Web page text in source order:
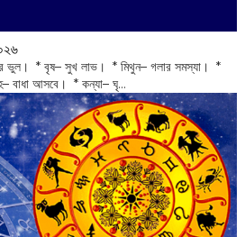
ভুল। * বৃষ– সুখ লাভ। * মিথুন– গলার সমস্যা। *
বাধা আসবে। * কন্যা– ঘৃ...